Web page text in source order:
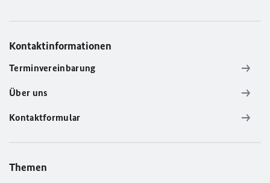
Kontaktinformationen
Terminvereinbarung
Über uns
Kontaktformular
Themen